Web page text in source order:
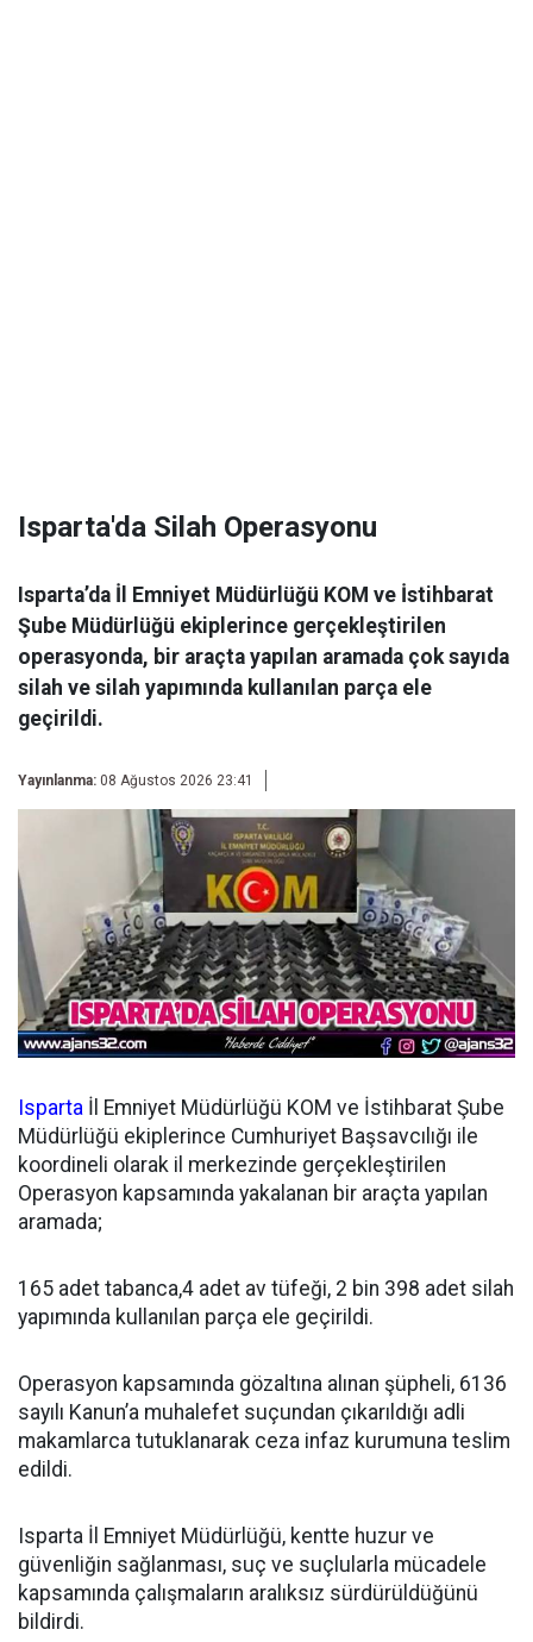
Isparta'da Silah Operasyonu
Isparta’da İl Emniyet Müdürlüğü KOM ve İstihbarat
Şube Müdürlüğü ekiplerince gerçekleştirilen
operasyonda, bir araçta yapılan aramada çok sayıda
silah ve silah yapımında kullanılan parça ele
geçirildi.
Yayınlanma: 08 Ağustos 2026 23:41
Isparta İl Emniyet Müdürlüğü KOM ve İstihbarat Şube
Müdürlüğü ekiplerince Cumhuriyet Başsavcılığı ile
koordineli olarak il merkezinde gerçekleştirilen
Operasyon kapsamında yakalanan bir araçta yapılan
aramada;
165 adet tabanca,4 adet av tüfeği, 2 bin 398 adet silah
yapımında kullanılan parça ele geçirildi.
Operasyon kapsamında gözaltına alınan şüpheli, 6136
sayılı Kanun’a muhalefet suçundan çıkarıldığı adli
makamlarca tutuklanarak ceza infaz kurumuna teslim
edildi.
Isparta İl Emniyet Müdürlüğü, kentte huzur ve
güvenliğin sağlanması, suç ve suçlularla mücadele
kapsamında çalışmaların aralıksız sürdürüldüğünü
bildirdi.